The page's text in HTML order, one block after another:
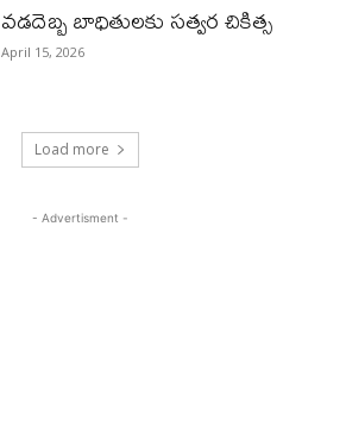
వడదెబ్బ బాధితులకు సత్వర చికిత్స
April 15, 2026
Load more
- Advertisment -